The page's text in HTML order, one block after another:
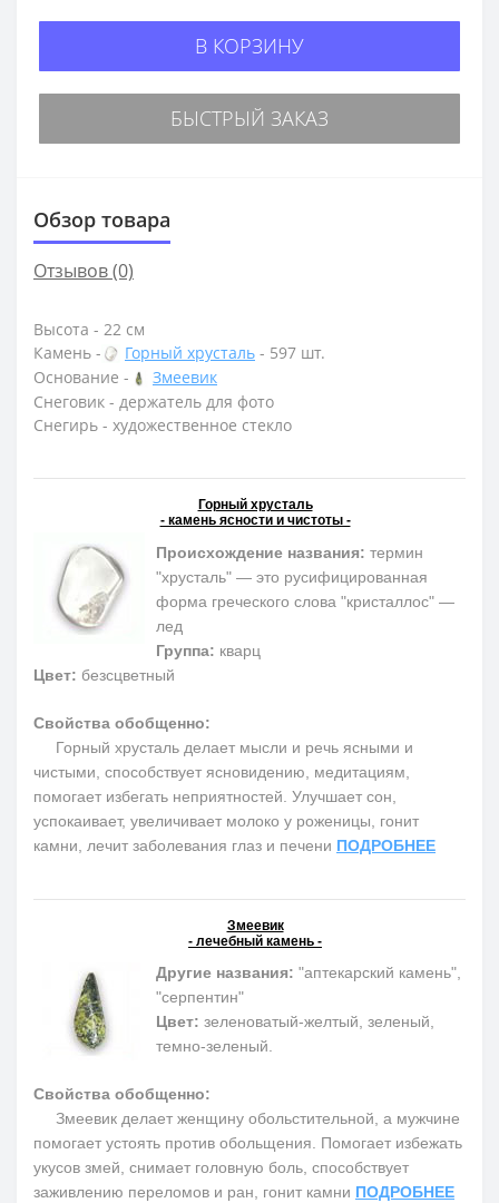
В КОРЗИНУ
БЫСТРЫЙ ЗАКАЗ
Обзор товара
Отзывов (0)
Высота - 22 см
Камень -
Горный хрусталь - 597 шт.
Основание -
Змеевик
Снеговик - держатель для фото
Снегирь - художественное стекло
Горный хрусталь
- камень ясности и чистоты -
Происхождение названия: термин
"хрусталь" — это русифицированная
форма греческого слова "кристаллос" —
лед
Группа: кварц
Цвет: безсцветный
Свойства обобщенно:
Горный хрусталь делает мысли и речь ясными и
чистыми, способствует ясновидению, медитациям,
помогает избегать неприятностей. Улучшает сон,
успокаивает, увеличивает молоко у роженицы, гонит
камни, лечит заболевания глаз и печени ПОДРОБНЕЕ
Змеевик
- лечебный камень -
Другие названия: "аптекарский камень",
"серпентин"
Цвет: зеленоватый-желтый, зеленый,
темно-зеленый.
Свойства обобщенно:
Змеевик делает женщину обольстительной, а мужчине
помогает устоять против обольщения. Помогает избежать
укусов змей, снимает головную боль, способствует
заживлению переломов и ран, гонит камни ПОДРОБНЕЕ